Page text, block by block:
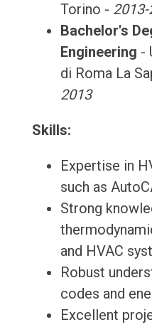
Torino -
Bachelor's
Engineering -
di Roma La
2013
Skills:
Expertise in
such as
Strong
and HVAC
Robust
codes and
Excellent